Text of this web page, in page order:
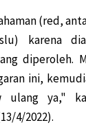
(red,
karena
diperoleh.
ini,
ulang ya,"
4/2022).